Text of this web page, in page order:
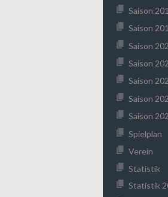
Saison
Saison
Saison
Saison
Saison
Saison
Saison
Spielplan
Verein
Statistik
Statistik